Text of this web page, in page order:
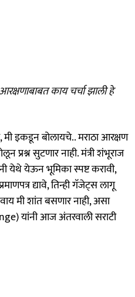
काय चर्चा झाली हे
मी इकडून बोलायचे.. मराठा आरक्षण
प्रश्न सुटणार नाही. मंत्री शंभूराज
येथे येऊन भूमिका स्पष्ट करावी,
द्यावे, तिन्ही गॅजेट्स लागू
मी शांत बसणार नाही, असा
यांनी आज अंतरवाली सराटी